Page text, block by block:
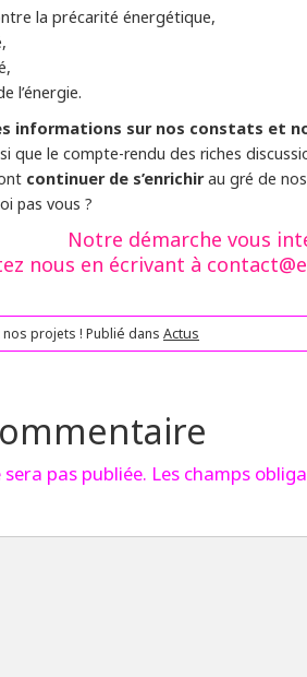
la précarité énergétique,
l’énergie.
informations sur nos constats et
que le compte-rendu des riches
continuer de s’enrichirau gré de
pas vous ?
Notre démarche vous
nous en écrivant à
nos projets ! Publié dans Actus
pas publiée. Les champs